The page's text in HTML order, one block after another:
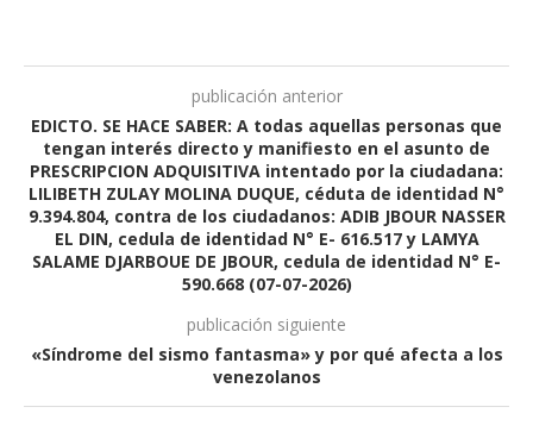
publicación anterior
EDICTO. SE HACE SABER: A todas aquellas personas que
tengan interés directo y manifiesto en el asunto de
PRESCRIPCION ADQUISITIVA intentado por la ciudadana:
LILIBETH ZULAY MOLINA DUQUE, céduta de identidad N°
9.394.804, contra de los ciudadanos: ADIB JBOUR NASSER
EL DIN, cedula de identidad N° E- 616.517 y LAMYA
SALAME DJARBOUE DE JBOUR, cedula de identidad N° E-
590.668 (07-07-2026)
publicación siguiente
«Síndrome del sismo fantasma» y por qué afecta a los
venezolanos